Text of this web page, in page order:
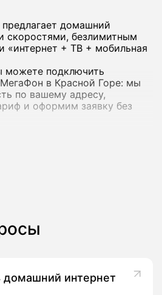
домашний
скоростями, безлимитным
«интернет + ТВ + мобильная
можете подключить
в Красной Горе: мы
по вашему адресу,
и оформим заявку без
домашний
устройствах
с ТВ‑каналами и
домашний интернет